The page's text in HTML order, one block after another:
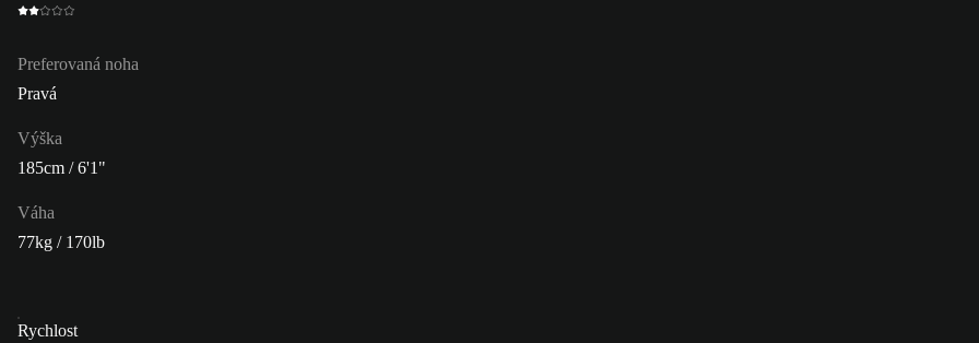
Preferovaná noha
Pravá
Výška
185cm / 6'1"
Váha
77kg / 170lb
Rychlost